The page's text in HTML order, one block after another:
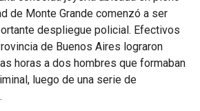
de Monte Grande comenzó a ser
despliegue policial. Efectivos
de Buenos Aires lograron
horas a dos hombres que formaban
luego de una serie de